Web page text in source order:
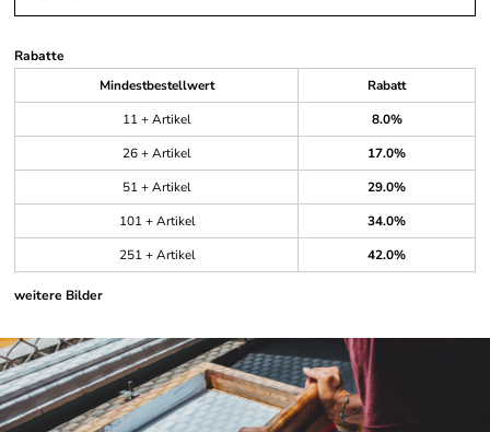
Rabatte
Mindestbestellwert
Rabatt
11 + Artikel
8.0%
26 + Artikel
17.0%
51 + Artikel
29.0%
101 + Artikel
34.0%
251 + Artikel
42.0%
weitere Bilder